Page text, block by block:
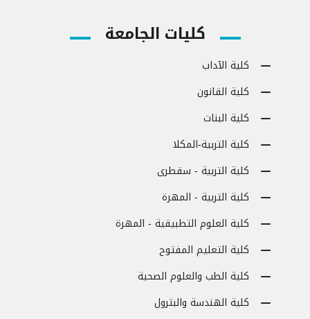
كليات الجامعة
كلية الآداب
كلية القانون
كلية البنات
كلية التربية-المكلا
كلية التربية - سقطرى
كلية التربية - المهرة
كلية العلوم التطبيقية - المهرة
كلية التعليم المفتوح
كلية الطب والعلوم الصحية
كلية الهندسة والبترول